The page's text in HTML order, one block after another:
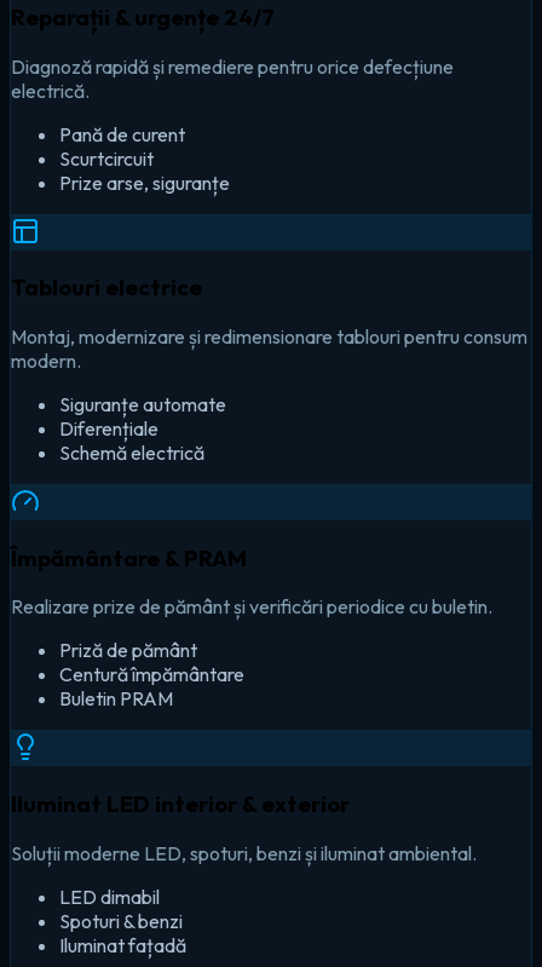
Reparații & urgențe 24/7
Diagnoză rapidă și remediere pentru orice defecțiune
electrică.
Pană de curent
Scurtcircuit
Prize arse, siguranțe
Tablouri electrice
Montaj, modernizare și redimensionare tablouri pentru consum
modern.
Siguranțe automate
Diferențiale
Schemă electrică
Împământare & PRAM
Realizare prize de pământ și verificări periodice cu buletin.
Priză de pământ
Centură împământare
Buletin PRAM
Iluminat LED interior & exterior
Soluții moderne LED, spoturi, benzi și iluminat ambiental.
LED dimabil
Spoturi & benzi
Iluminat fațadă